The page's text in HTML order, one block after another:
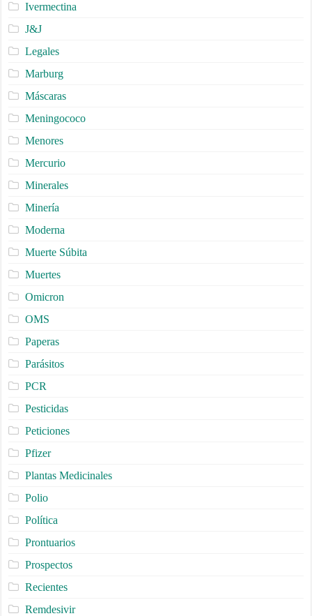
Ivermectina
J&J
Legales
Marburg
Máscaras
Meningococo
Menores
Mercurio
Minerales
Minería
Moderna
Muerte Súbita
Muertes
Omicron
OMS
Paperas
Parásitos
PCR
Pesticidas
Peticiones
Pfizer
Plantas Medicinales
Polio
Política
Prontuarios
Prospectos
Recientes
Remdesivir